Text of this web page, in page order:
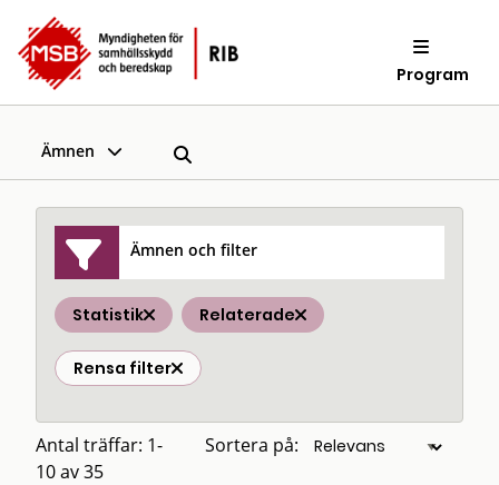
Program
Ämnen
Ämnen och filter
Statistik Relaterade
Rensa filter
Antal träffar: 1-
10 av 35
Sortera på: